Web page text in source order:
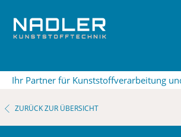
Ihr Partner für Kunststoffverarbeitung
ZURÜCK ZUR ÜBERSICHT